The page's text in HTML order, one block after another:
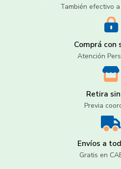
También efectivo
Comprá con
Atención
Retira
Previa
Envíos a
Gratis en